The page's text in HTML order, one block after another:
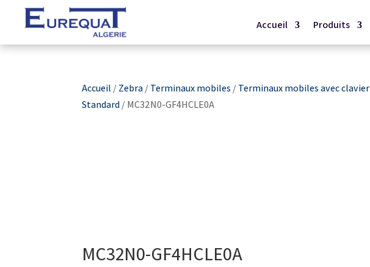
Accueil Produits
Accueil /Zebra/Terminaux mobiles /Terminaux mobiles avec clavier
Standard/ MC32N0-GF4HCLE0A
MC32N0-GF4HCLE0A